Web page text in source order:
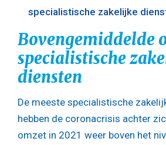
specialistische zakelijke
Bovengemiddelde
specialistische
diensten
De meeste specialistische
hebben de coronacrisis achter
omzet in 2021 weer boven het